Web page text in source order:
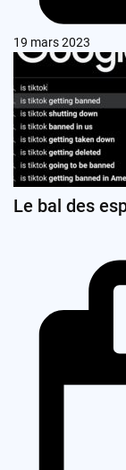
19 mars 2023
Le bal des